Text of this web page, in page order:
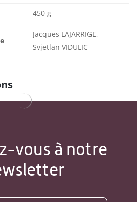
450 g
Jacques LAJARRIGE,
Svjetlan VIDULIC
vous à notre